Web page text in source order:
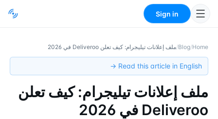
Sign in
Home
/
Blog
/ملف إعلانات تيليجرام: كيف تعلن Deliveroo في 2026
Read this article in English →
ملف إعلانات تيليجرام: كيف تعلن
Deliveroo في 2026